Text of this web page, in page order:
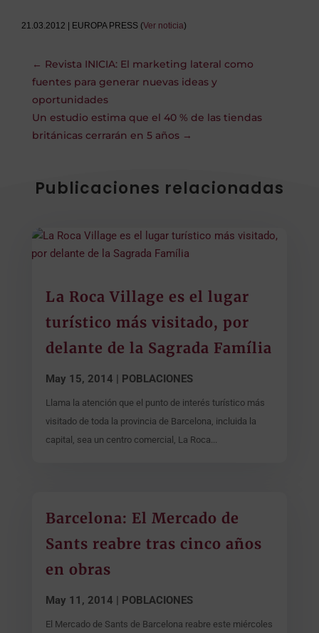
21.03.2012 | EUROPA PRESS (Ver noticia)
← Revista INICIA: El marketing lateral como
fuentes para generar nuevas ideas y
oportunidades
Un estudio estima que el 40 % de las tiendas
británicas cerrarán en 5 años→
Publicaciones relacionadas
La Roca Village es el lugar
turístico más visitado, por
delante de la Sagrada Família
May 15, 2014 | POBLACIONES
Llama la atención que el punto de interés turístico más
visitado de toda la provincia de Barcelona, incluida la
capital, sea un centro comercial, La Roca...
Barcelona: El Mercado de
Sants reabre tras cinco años
en obras
May 11, 2014 | POBLACIONES
El Mercado de Sants de Barcelona reabre este miércoles